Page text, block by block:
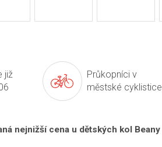
již
Průkopníci v
městské cyklistice
nejnižší cena u dětských kol Beany